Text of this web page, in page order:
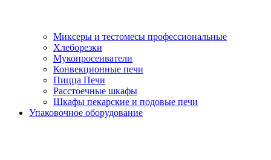
Миксеры и тестомесы профессиональные
Хлеборезки
Мукопросеиватели
Конвекционные печи
Пицца Печи
Расстоечные шкафы
Шкафы пекарские и подовые печи
Упаковочное оборудование